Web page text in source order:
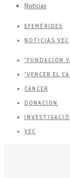
Noticias
EFEMÉRIDES
NOTICIAS VEC
"FUNDACIÓN
"VENCER EL
CÁNCER
DONACIÓN
VEC